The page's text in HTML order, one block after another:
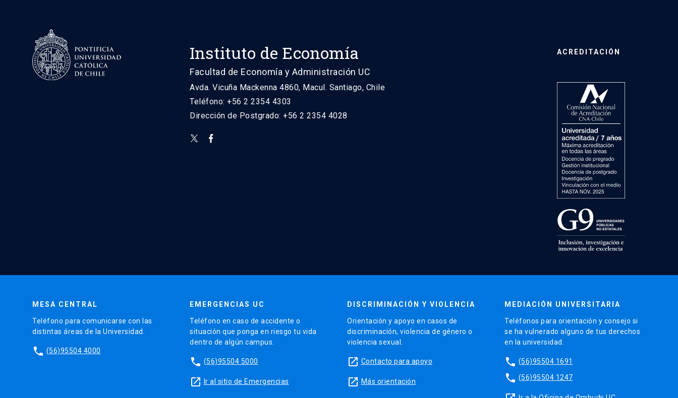
Instituto de Economía
Facultad de Economía y Administración UC
Avda. Vicuña Mackenna 4860, Macul. Santiago, Chile
Teléfono: +56 2 2354 4303
Dirección de Postgrado: +56 2 2354 4028
ACREDITACIÓN
MESA CENTRAL
Teléfono para comunicarse con las
distintas áreas de la Universidad.
phone (56)95504 4000
EMERGENCIAS UC
Teléfono en caso de accidente o
situación que ponga en riesgo tu vida
dentro de algún campus.
phone (56)95504 5000
launch Ir al sitio de Emergencias
DISCRIMINACIÓN Y VIOLENCIA
Orientación y apoyo en casos de
discriminación, violencia de género o
violencia sexual.
launch Contacto para apoyo
launch Más orientación
MEDIACIÓN UNIVERSITARIA
Teléfonos para orientación y consejo si
se ha vulnerado alguno de tus derechos
en la universidad.
phone (56)95504 1691
phone (56)95504 1247